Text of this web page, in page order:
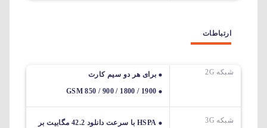
ارتباطات
شبکه 2G
برای هر دو سیم کارت
GSM 850 / 900 / 1800 / 1900
شبکه 3G
HSPA با سرعت دانلود 42.2 مگابیت بر